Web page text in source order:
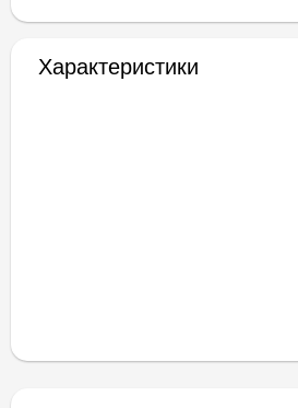
Характеристики